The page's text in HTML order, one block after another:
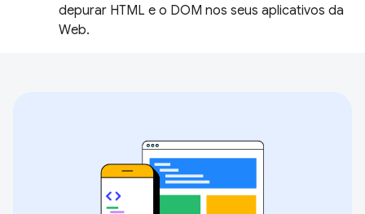
depurar HTML e o DOM nos seus aplicativos da
Web.